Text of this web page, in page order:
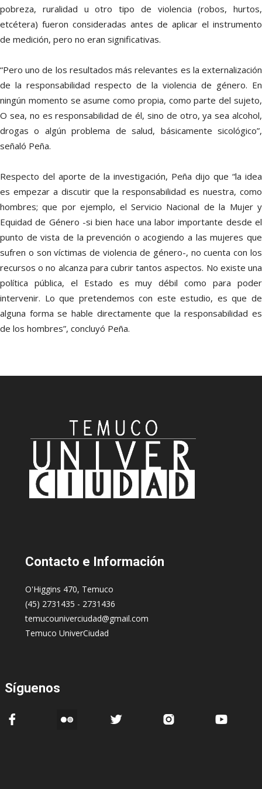
pobreza, ruralidad u otro tipo de violencia (robos, hurtos,
etcétera) fueron consideradas antes de aplicar el instrumento
de medición, pero no eran significativas.
“Pero uno de los resultados más relevantes es la externalización
de la responsabilidad respecto de la violencia de género. En
ningún momento se asume como propia, como parte del sujeto,
O sea, no es responsabilidad de él, sino de otro, ya sea alcohol,
drogas o algún problema de salud, básicamente sicológico”,
señaló Peña.
Respecto del aporte de la investigación, Peña dijo que “la idea
es empezar a discutir que la responsabilidad es nuestra, como
hombres; que por ejemplo, el Servicio Nacional de la Mujer y
Equidad de Género -si bien hace una labor importante desde el
punto de vista de la prevención o acogiendo a las mujeres que
sufren o son víctimas de violencia de género-, no cuenta con los
recursos o no alcanza para cubrir tantos aspectos. No existe una
política pública, el Estado es muy débil como para poder
intervenir. Lo que pretendemos con este estudio, es que de
alguna forma se hable directamente que la responsabilidad es
de los hombres”, concluyó Peña.
Contacto e Información
O'Higgins 470, Temuco
(45) 2731435 - 2731436
temucouniverciudad@gmail.com
Temuco UniverCiudad
Síguenos